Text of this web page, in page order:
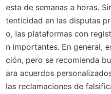
esta de semanas a horas.
tenticidad en las disputas
o, las plataformas con
n importantes. En general,
ción, pero se recomienda
ara acuerdos
las reclamaciones de